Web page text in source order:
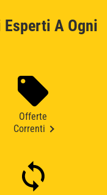
A Ogni
Offerte
Correnti